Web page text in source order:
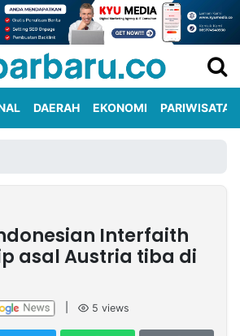
DAERAH EKONOMI PARIWISATA
Interfaith
asal Austria tiba di
5 views